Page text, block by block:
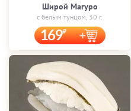
Широй Магуро
с белым тунцом, 30 г.
169